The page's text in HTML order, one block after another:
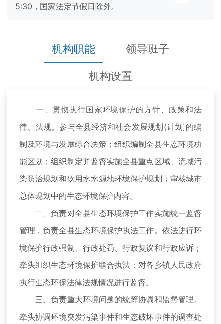
5:30，国家法定节假日除外。
机构职能 领导班子
机构设置
一、贯彻执行国家环境保护的方针、政策和法
律、法规。参与全县经济和社会发展规划(计划)的编
制及环境与发展综合决策；组织编制全县生态环境功
能区划；组织制定并监督实施全县重点区域、流域污
染防治规划和饮用水水源地环境保护规划；审核城市
总体规划中的生态环境保护内容。
二、负责对全县生态环境保护工作实施统一监督
管理，负责全县生态环境保护执法工作。依法进行环
境保护行政强制、行政处罚、行政复议和行政应诉；
牵头组织生态环境保护联合执法；对各乡镇人民政府
执行生态环保法律法规情况进行监督。
三、负责重大环境问题的统筹协调和监督管理。
牵头协调环境突发污染事件和生态破坏事件的调查处